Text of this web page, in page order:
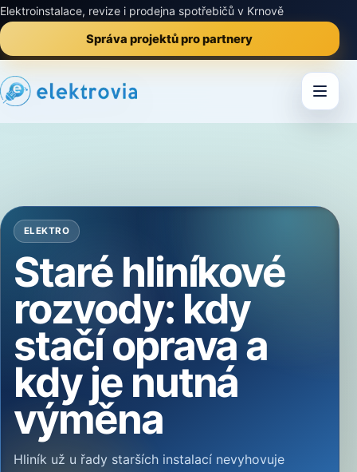
Elektroinstalace, revize i prodejna spotřebičů v Krnově
Správa projektů pro partnery
ELEKTRO
Staré hliníkové
rozvody: kdy
stačí oprava a
kdy je nutná
výměna
Hliník už u řady starších instalací nevyhovuje